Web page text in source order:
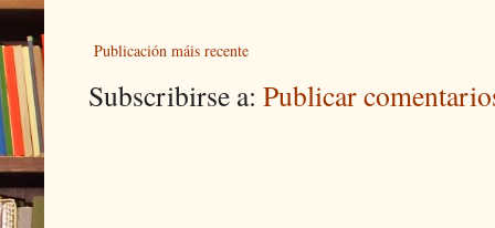
Publicación máis recente
Subscribirse a: Publicar